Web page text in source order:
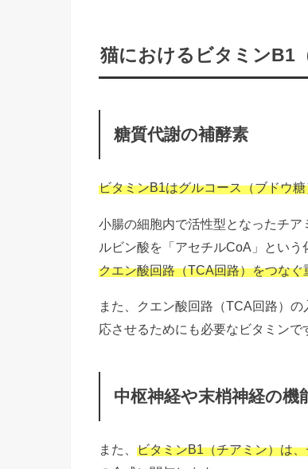
猫におけるビタミンB1
糖質代謝の補酵素
ビタミンB1はグルコース（ブドウ
小腸の細胞内で活性型となったチ
ルビン酸を「アセチルCoA」という
クエン酸回路（TCA回路）をつなぐ
また、クエン酸回路（TCA回路）
応させるためにも必要なビタミンで
中枢神経や末梢神経の機
また、 ビタミンB1（チアミン）は